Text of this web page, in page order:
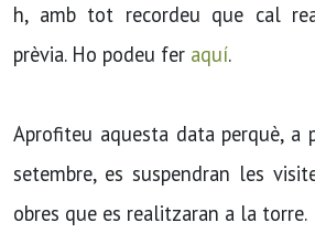
h, amb tot recordeu que cal
prèvia. Ho podeu fer aquí.
Aprofiteu aquesta data perquè,
setembre, es suspendran les
obres que es realitzaran a la torre.